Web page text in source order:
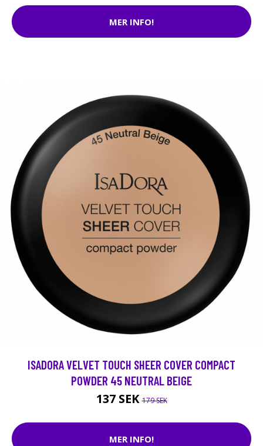
MER INFO!
ISADORA VELVET TOUCH SHEER COVER COMPACT
POWDER 45 NEUTRAL BEIGE
137 SEK179 SEK
MER INFO!